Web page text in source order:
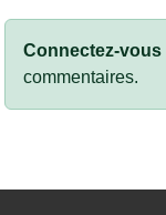
Connectez-vous
commentaires.